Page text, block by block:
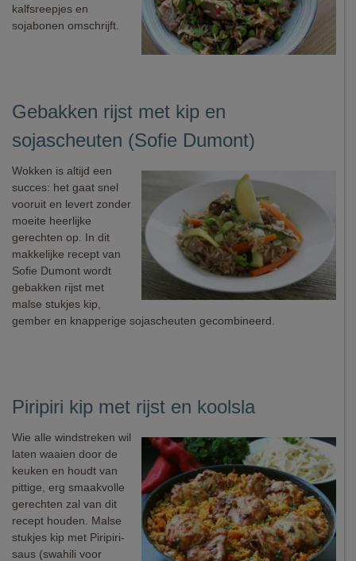
kalfsreepjes en
sojabonen omschrijft.
Gebakken rijst met kip en
sojascheuten (Sofie Dumont)
Wokken is altijd een
succes: het gaat snel
vooruit en levert zonder
moeite heerlijke
gerechten op. In dit
makkelijke recept van
Sofie Dumont wordt
gebakken rijst met
malse stukjes kip,
gember en knapperige sojascheuten gecombineerd.
Piripiri kip met rijst en koolsla
Wie alle windstreken wil
laten waaien door de
keuken en houdt van
pittige, erg smaakvolle
gerechten zal van dit
recept houden. Malse
stukjes kip met Piripiri-
saus (swahili voor